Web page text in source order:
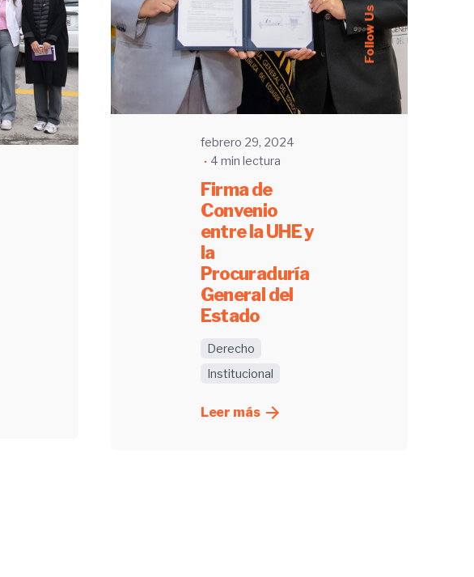
Follow Us
por
UHE
febrero 29, 2024
4 min lectura
Firma de
Convenio
entre la UHE y
la
Procuraduría
General del
Estado
Derecho
Institucional
Leer más